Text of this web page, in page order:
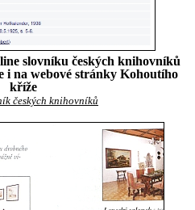
slovníku českých knihovníků
i na webové stránky Kohoutího
kříže
českých knihovníků